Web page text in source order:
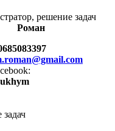
решение задач
Роман